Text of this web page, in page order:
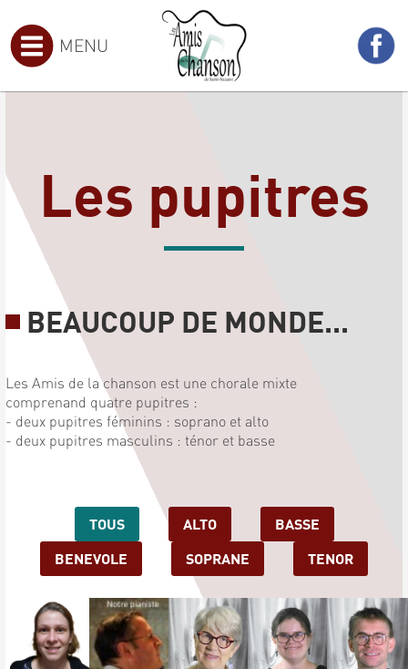
MENU
Les pupitres
BEAUCOUP DE MONDE...
Les Amis de la chanson est une chorale mixte
comprenand quatre pupitres :
- deux pupitres féminins : soprano et alto
- deux pupitres masculins : ténor et basse
TOUS ALTO
BASSE
BENEVOLE
SOPRANE TENOR